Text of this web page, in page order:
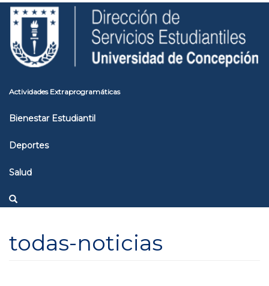
Pasar
contenido
principal
Toggle
high
contrast
Actividades Extraprogramáticas
Bienestar Estudiantil
Deportes
Salud
todas-noticias